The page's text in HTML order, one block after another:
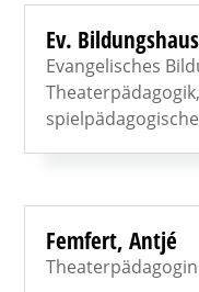
Ev.
Evangelisches
Femfert, Antjé
Theaterpädagogin